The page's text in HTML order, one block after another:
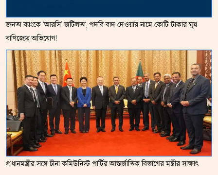
জনতা ব্যাংকে ‘আরসি’ জটিলতা, পদবি বাদ দেওয়ার নামে কোটি টাকার ঘুষ
বাণিজ্যের অভিযোগ!
প্রধানমন্ত্রীর সঙ্গে চীনা কমিউনিস্ট পার্টির আন্তর্জাতিক বিভাগের মন্ত্রীর সাক্ষাৎ